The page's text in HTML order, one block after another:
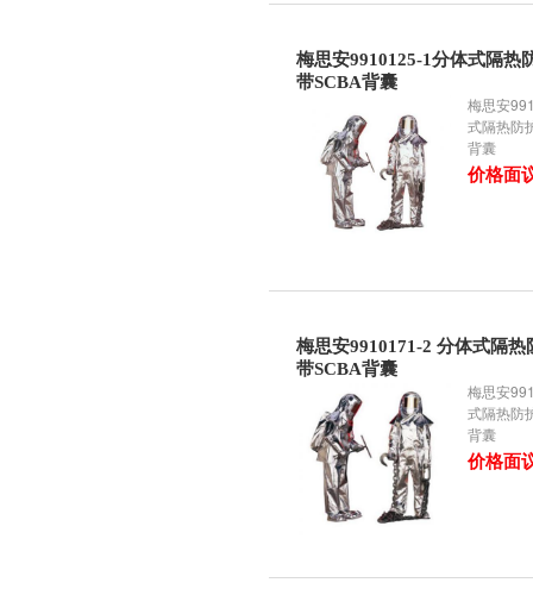
梅思安9910125-1分体式隔热
带SCBA背囊
梅思安
式隔热防
背囊
价格面
梅思安9910171-2 分体式隔热
带SCBA背囊
梅思安
式隔热防
背囊
价格面